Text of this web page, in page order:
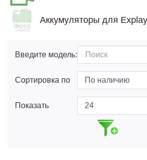
Аккумуляторы для Explay
Введите модель:
Сортировка по
Показать